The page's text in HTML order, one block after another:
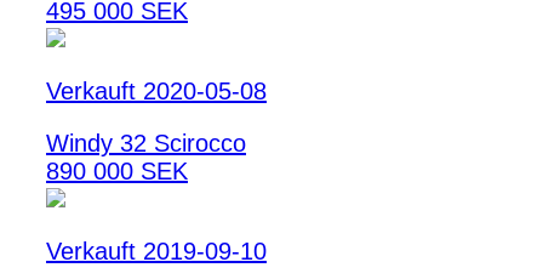
495 000 SEK
Verkauft 2020-05-08
Windy 32 Scirocco
890 000 SEK
Verkauft 2019-09-10